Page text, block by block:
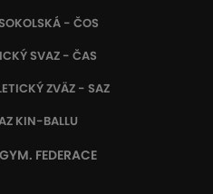
- ČOS
SVAZ - ČAS
ZVÄZ - SAZ
KIN-BALLU
FEDERACE